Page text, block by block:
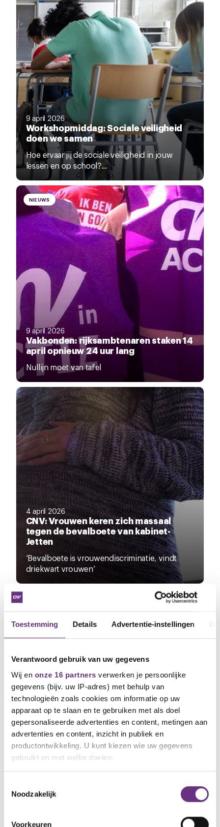
Toestemming Details Advertentie-instellingen
Verantwoord gebruik van uw gegevens
Wij en onze 16 partners verwerken je persoonlijke
gegevens (bijv. uw IP-adres) met behulp van
technologieën zoals cookies om informatie op uw
apparaat op te slaan en te gebruiken met als doel
gepersonaliseerde advertenties en content, metingen aan
advertenties en content, inzicht in publiek en
productontwikkeling. U kunt kiezen wie uw gegevens
gebruikt en met welke doelen.
Informatie verzamelen over uw geografische
Uw apparaat identificeren door het actief te
Noodzakelijk
Voorkeuren
9 april 2026
Workshopmiddag: Sociale veiligheid
doen we samen
Hoe ervaar jij de sociale veiligheid in jouw
lessen en op school?...
NIEUWS
9 april 2026
Vakbonden: rijksambtenaren staken 14
april opnieuw 24 uur lang
Nullijn moet van tafel
4 april 2026
CNV: Vrouwen keren zich massaal
tegen de bevalboete van kabinet-
Jetten
‘Bevalboete is vrouwendiscriminatie, vindt
driekwart vrouwen’
1 april 2026
Nieuwe CNV-voorzitter Hans Van den
Heuvel: ‘Ik ga er voluit voor’
Hans Van den Heuvel begint op 1 april 2026 als
voorzitter van CNV